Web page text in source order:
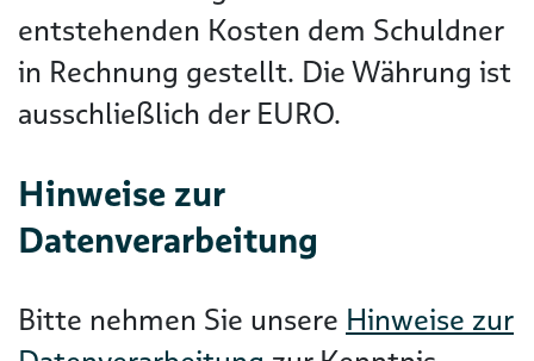
entstehenden Kosten dem Schuldner
in Rechnung gestellt. Die Währung ist
ausschließlich der EURO.
Hinweise zur
Datenverarbeitung
Bitte nehmen Sie unsere Hinweise zur